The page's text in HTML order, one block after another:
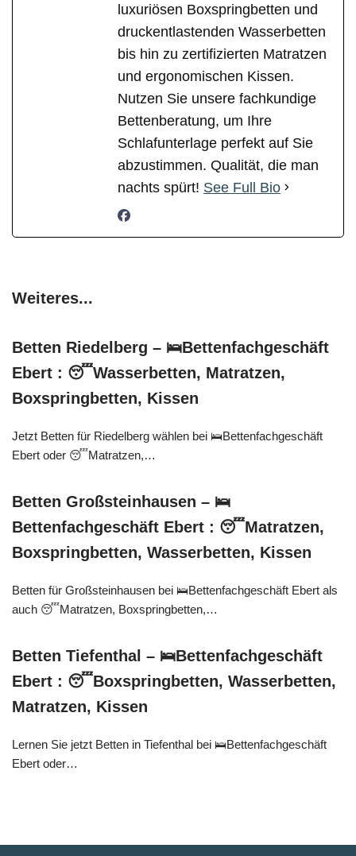
luxuriösen Boxspringbetten und
druckentlastenden Wasserbetten
bis hin zu zertifizierten Matratzen
und ergonomischen Kissen.
Nutzen Sie unsere fachkundige
Bettenberatung, um Ihre
Schlafunterlage perfekt auf Sie
abzustimmen. Qualität, die man
nachts spürt! See Full Bio
Weiteres...
Betten Riedelberg – 🛌Bettenfachgeschäft
Ebert : 😴Wasserbetten, Matratzen,
Boxspringbetten, Kissen
Jetzt Betten für Riedelberg wählen bei 🛌Bettenfachgeschäft
Ebert oder 😴Matratzen,…
Betten Großsteinhausen – 🛌
Bettenfachgeschäft Ebert : 😴Matratzen,
Boxspringbetten, Wasserbetten, Kissen
Betten für Großsteinhausen bei 🛌Bettenfachgeschäft Ebert als
auch 😴Matratzen, Boxspringbetten,…
Betten Tiefenthal – 🛌Bettenfachgeschäft
Ebert : 😴Boxspringbetten, Wasserbetten,
Matratzen, Kissen
Lernen Sie jetzt Betten in Tiefenthal bei 🛌Bettenfachgeschäft
Ebert oder…